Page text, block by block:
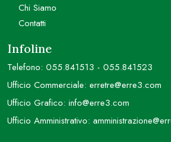
Chi Siamo
Contatti
Infoline
Telefono: 055.841513 - 055.841523
Ufficio Commerciale: erretre@erre3.com
Ufficio Grafico: info@erre3.com
Ufficio Amministrativo: